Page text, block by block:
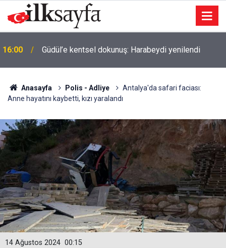
16:00 Güdül’e kentsel dokunuş: Harabeydi yenilendi
Anasayfa Polis - Adliye
Antalya'da safari faciası:
Anne hayatını kaybetti, kızı yaralandı
00:15
14 Ağustos 2024